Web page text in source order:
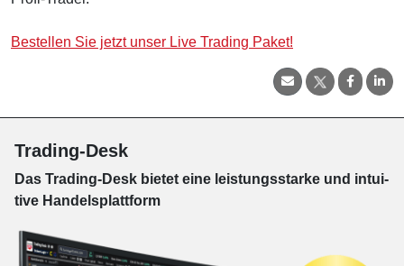
Bestellen Sie jetzt unser Live Trading Paket!
Trading-Desk
Das Trading-Desk bie­tet eine leis­tungs­star­ke und in­tui­
tive Han­dels­platt­form